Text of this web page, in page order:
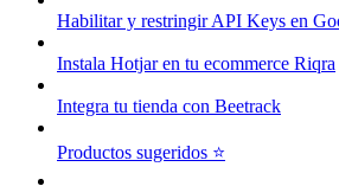
Habilitar y restringir API Keys en
Instala Hotjar en tu ecommerce Riqra
Integra tu tienda con Beetrack
Productos sugeridos ⭐